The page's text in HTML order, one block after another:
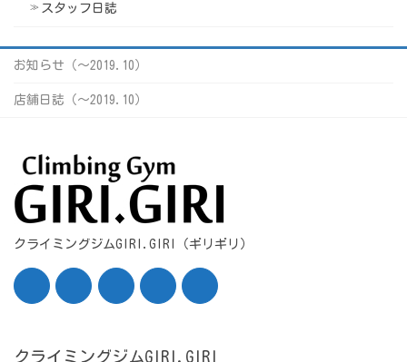
スタッフ日誌
お知らせ（〜2019.10）
店舗日誌（〜2019.10）
クライミングジムGIRI.GIRI（ギリギリ）
クライミングジムGIRI.GIRI